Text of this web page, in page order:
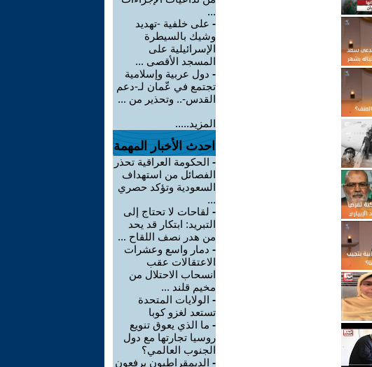
...
- على خلفية -تهديد
وشيك بالسيطرة
الإسرائيلية على
المسجد الأقصى ...
- دول عربية وإسلامية
تجتمع في عّمان لـ-دعم
القدس-.. وتحذير من ...
المزيد.....
احدث الأخبار المهمة
- الحكومة العراقية تحذر
الفصائل من استهداف
السعودية وتؤكد حصري
...
- لقاحات لا تحتاج إلى
التبريد: ابتكار قد يحد
من هدر نصف اللقاح ...
- دمار واسع وعشرات
الاعتقالات عقب
انسحاب الاحتلال من
مخيم قلند ...
- الولايات المتحدة
تستعد لغزو كوبا
- ما الذي يعوق تنويع
روسيا تجارتها مع دول
الجنوب العالمي؟
- الديمقراطيون يرفعون